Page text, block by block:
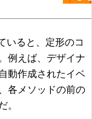
いると、定形のコ
例えば、デザイナ
動作成されたイベ
各メソッドの前の
。